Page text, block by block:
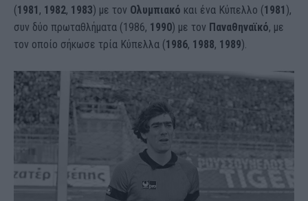
(1981 , 1982, 1983) με τον Ολυμπιακό και ένα Κύπελλο (1981 ),
συν δύο πρωταθλήματα (1986, 1990) με τον Παναθηναϊκό, με
τον οποίο σήκωσε τρία Κύπελλα (1986, 1988, 1989).